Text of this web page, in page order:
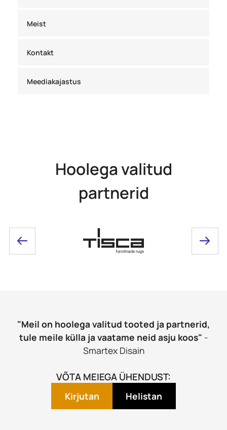
Meist
Kontakt
Meediakajastus
Hoolega valitud
partnerid
"Meil on hoolega valitud tooted ja partnerid,
tule meile külla ja vaatame neid asju koos" -
Smartex Disain
VÕTA MEIEGA ÜHENDUST:
Kirjutan Helistan